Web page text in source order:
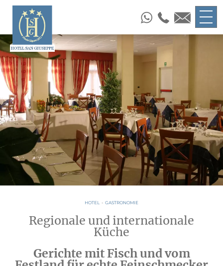
HOTEL - GASTRONOMIE
Regionale und internationale
Küche
Gerichte mit Fisch und vom